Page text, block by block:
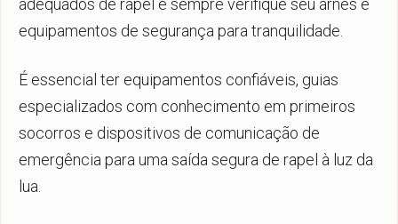
equipamentos de segurança para tranquilidade.
É essencial ter equipamentos confiáveis, guias
especializados com conhecimento em primeiros
socorros e dispositivos de comunicação de
emergência para uma saída segura de rapel à luz da
lua.